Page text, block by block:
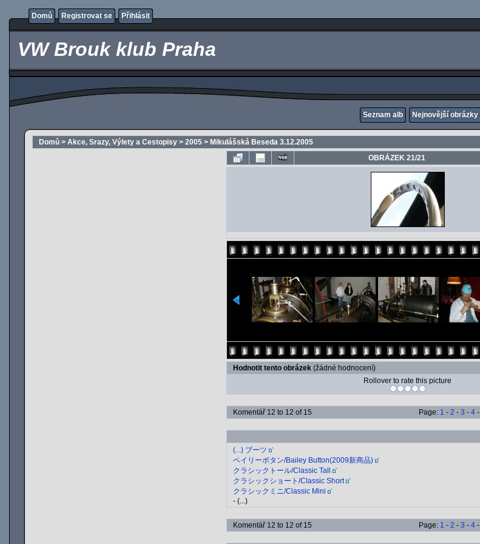
Domů Registrovat se Přihlásit
VW Brouk klub Praha
Seznam alb Nejnovější obrázky
Domů > Akce, Srazy, Výlety a Cestopisy > 2005 > Mikulášská Beseda 3.12.2005
OBRÁZEK 21/21
Hodnotit tento obrázek (žádné hodnocení)
Rollover to rate this picture
Komentář 12 to 12 of 15 Page: 1 - 2 - 3 - 4 -
(...) ブーツ
ベイリーボタン/Bailey Button(2009新商品)
クラシックトール/Classic Tall
クラシックショート/Classic Short
クラシックミニ/Classic Mini
- (...)
Komentář 12 to 12 of 15 Page: 1 - 2 - 3 - 4 -